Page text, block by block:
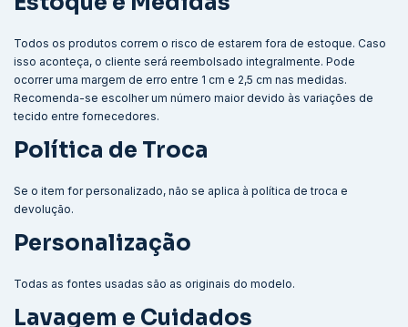
Todos os produtos correm o risco de estarem fora de estoque. Caso
isso aconteça, o cliente será reembolsado integralmente. Pode
ocorrer uma margem de erro entre 1 cm e 2,5 cm nas medidas.
Recomenda-se escolher um número maior devido às variações de
tecido entre fornecedores.
Política de Troca
Se o item for personalizado, não se aplica à política de troca e
devolução.
Personalização
Todas as fontes usadas são as originais do modelo.
Lavagem e Cuidados